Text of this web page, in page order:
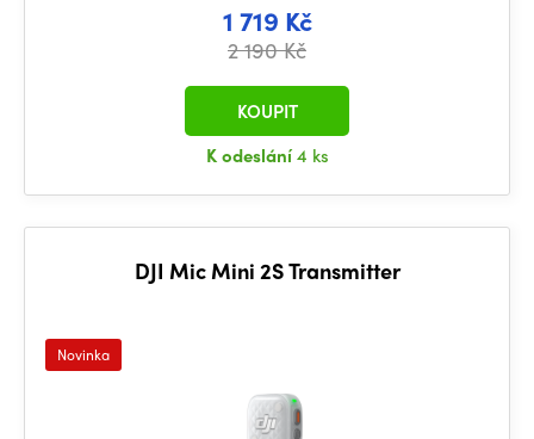
1 719 Kč
2 190 Kč
K odeslání4 ks
KOUPIT
DJI Mic Mini 2S Transmitter
Novinka